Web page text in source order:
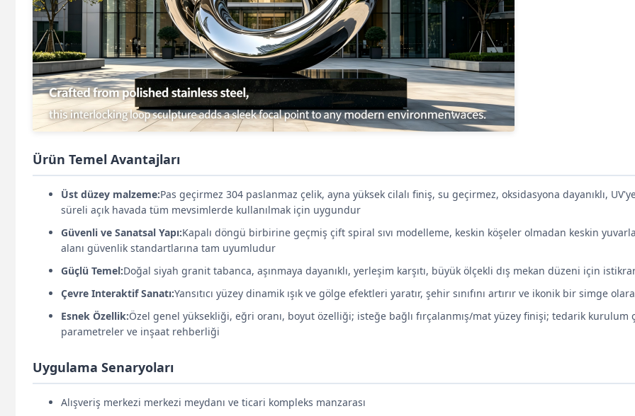
Ürün Temel Avantajları
Üst düzey malzeme:Pas geçirmez 304 paslanmaz çelik, ayna yüksek cilalı finiş, su geçirmez, oksidasyona dayanıklı,
süreli açık havada tüm mevsimlerde kullanılmak için uygundur
Güvenli ve Sanatsal Yapı:Kapalı döngü birbirine geçmiş çift spiral sıvı modelleme, keskin köşeler olmadan keskin
alanı güvenlik standartlarına tam uyumludur
Güçlü Temel:Doğal siyah granit tabanca, aşınmaya dayanıklı, yerleşim karşıtı, büyük ölçekli dış mekan düzeni için
Çevre Interaktif Sanatı:Yansıtıcı yüzey dinamik ışık ve gölge efektleri yaratır, şehir sınıfını artırır ve ikonik bir simge
Esnek Özellik:Özel genel yüksekliği, eğri oranı, boyut özelliği; isteğe bağlı fırçalanmış/mat yüzey finişi; tedarik kurulum
parametreler ve inşaat rehberliği
Uygulama Senaryoları
Alışveriş merkezi merkezi meydanı ve ticari kompleks manzarası